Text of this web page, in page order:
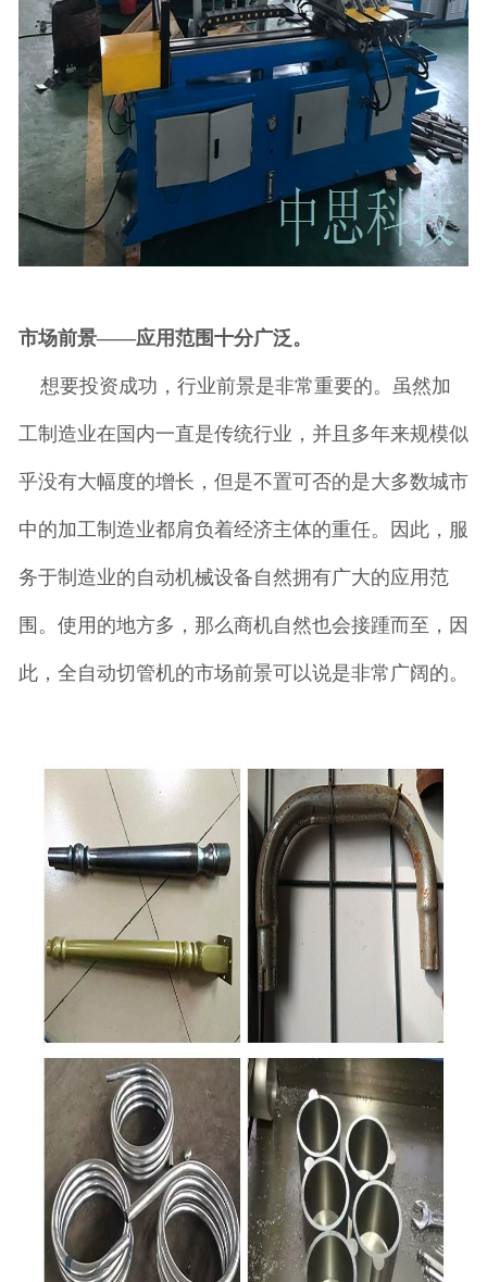
市场前景——应用范围十分广泛。
想要投资成功，行业前景是非常重要的。虽然加
工制造业在国内一直是传统行业，并且多年来规模似
乎没有大幅度的增长，但是不置可否的是大多数城市
中的加工制造业都肩负着经济主体的重任。因此，服
务于制造业的自动机械设备自然拥有广大的应用范
围。使用的地方多，那么商机自然也会接踵而至，因
此，全自动切管机的市场前景可以说是非常广阔的。